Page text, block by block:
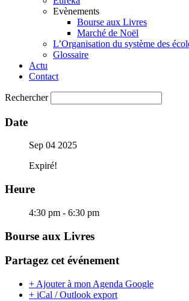
Evènements
Bourse aux Livres
Marché de Noël
L’Organisation du système des
Glossaire
Actu
Contact
Rechercher
Date
Sep 04 2025
Expiré!
Heure
4:30 pm - 6:30 pm
Bourse aux Livres
Partagez cet événement
+ Ajouter à mon Agenda Google
+ iCal / Outlook export